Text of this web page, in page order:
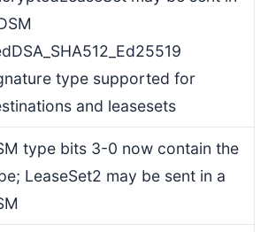
type supported for
and leasesets
type bits 3-0 now contain the
LeaseSet2 may be sent in a